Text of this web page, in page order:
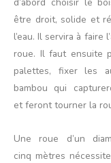
être droit, solide et
l’eau. Il servira à faire
roue. Il faut ensuite
palettes, fixer les
bambou qui
et feront tourner la
Une roue d’un
cinq mètres